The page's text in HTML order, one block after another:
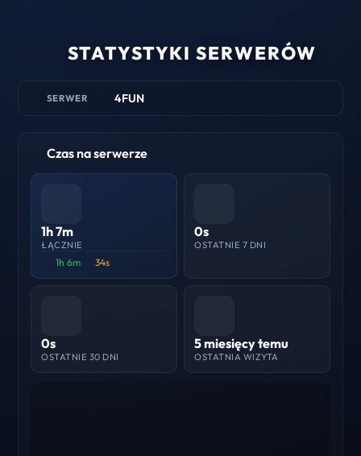
STATYSTYKI SERWERÓW
SERWER 4FUN
Czas na serwerze
1h 7m
ŁĄCZNIE
1h 6m 34s
0s
OSTATNIE 7 DNI
0s
OSTATNIE 30 DNI
5 miesięcy temu
OSTATNIA WIZYTA